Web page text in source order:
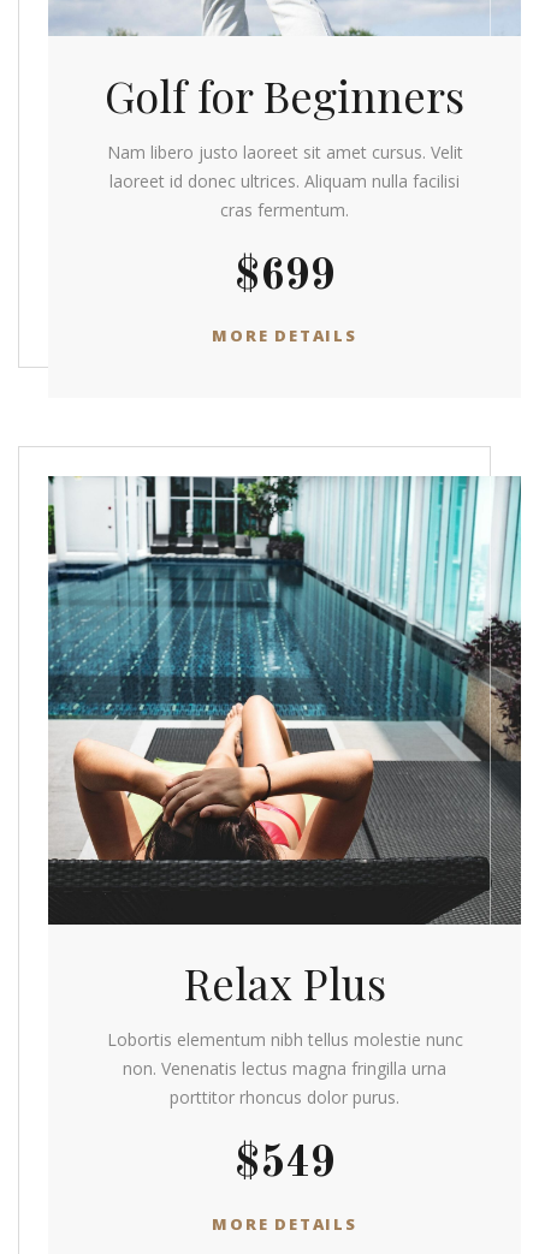
Golf for Beginners
Nam libero justo laoreet sit amet cursus. Velit
laoreet id donec ultrices. Aliquam nulla facilisi
cras fermentum.
$699
MORE DETAILS
Relax Plus
Lobortis elementum nibh tellus molestie nunc
non. Venenatis lectus magna fringilla urna
porttitor rhoncus dolor purus.
$549
MORE DETAILS